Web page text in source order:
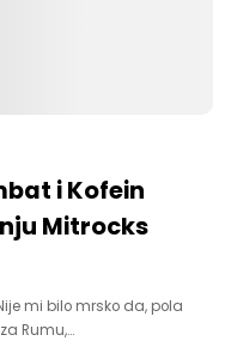
i Kofein
Mitrocks
mi bilo mrsko da, pola
Rumu,…